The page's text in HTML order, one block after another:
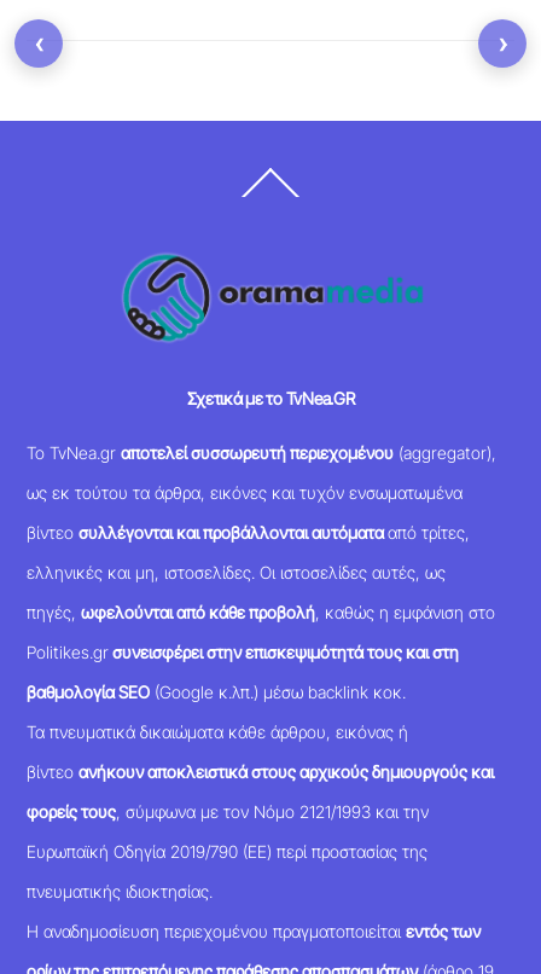
To
Σχετικά με το TvNea.GR
Το TvNea.grαποτελεί συσσωρευτή περιεχομένου (aggregator),
ως εκ τούτου τα άρθρα, εικόνες και τυχόν ενσωματωμένα
βίντεοσυλλέγονται και προβάλλονται αυτόματααπό τρίτες,
ελληνικές και μη, ιστοσελίδες. Οι ιστοσελίδες αυτές, ως
πηγές,ωφελούνται από κάθε προβολή , καθώς η εμφάνιση στο
Politikes.grσυνεισφέρει στην επισκεψιμότητά τους και στη
βαθμολογία SEO (Google κ.λπ.) μέσω backlink κοκ.
Τα πνευματικά δικαιώματα κάθε άρθρου, εικόνας ή
βίντεοανήκουν αποκλειστικά στους αρχικούς δημιουργούς και
φορείς τους , σύμφωνα με τον Νόμο 2121/1993 και την
Ευρωπαϊκή Οδηγία 2019/790 (ΕΕ) περί προστασίας της
πνευματικής ιδιοκτησίας.
Η αναδημοσίευση περιεχομένου πραγματοποιείταιεντός των
‹ ›